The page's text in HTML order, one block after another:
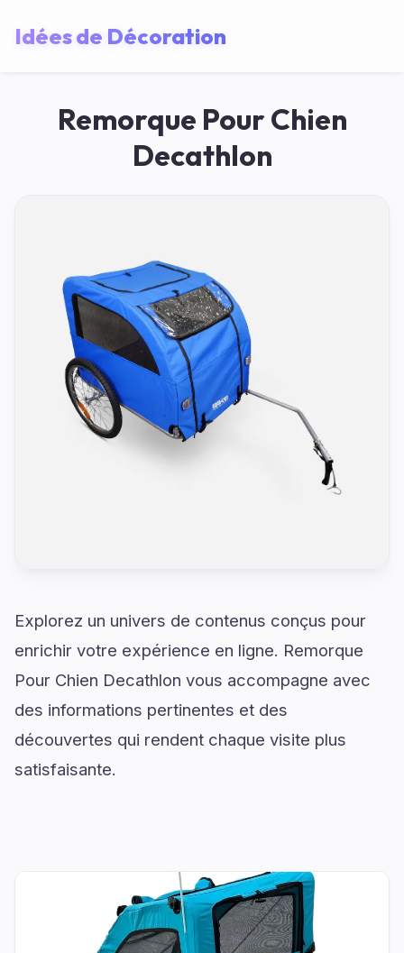
Idées de Décoration
Remorque Pour Chien
Decathlon
Explorez un univers de contenus conçus pour
enrichir votre expérience en ligne. Remorque
Pour Chien Decathlon vous accompagne avec
des informations pertinentes et des
découvertes qui rendent chaque visite plus
satisfaisante.